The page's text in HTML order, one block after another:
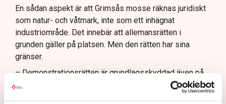
En sådan aspekt är att Grimsås mosse räknas juridiskt
som natur- och våtmark, inte som ett inhägnat
industriområde. Det innebär att allemansrätten i
grunden gäller på platsen. Men den rätten har sina
gränser.
– Demonstrationsrätten är grundlagsskyddad även på
Grimsås mosse, men den ger inte rätt att blockera